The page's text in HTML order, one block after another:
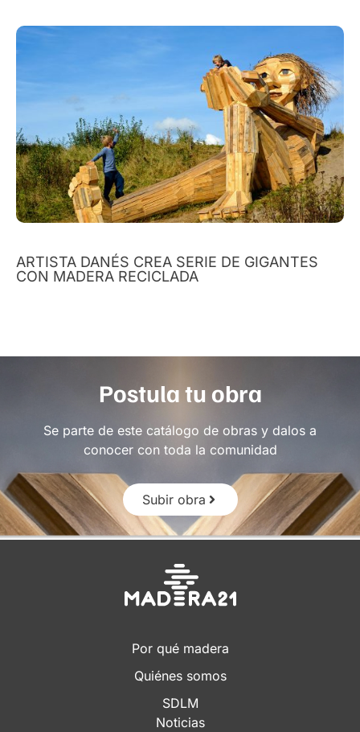
ARTISTA DANÉS CREA SERIE DE GIGANTES
CON MADERA RECICLADA
Postula tu obra
Se parte de este catálogo de obras y dalos a
conocer con toda la comunidad
Subir obra
Por qué madera
Quiénes somos
SDLM
Noticias